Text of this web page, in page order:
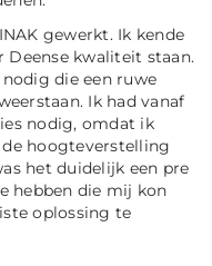
gewerkt. Ik kende
kwaliteit staan.
die een ruwe
Ik had vanaf
nodig, omdat ik
hoogteverstelling
het duidelijk een pre
hebben die mij kon
oplossing te